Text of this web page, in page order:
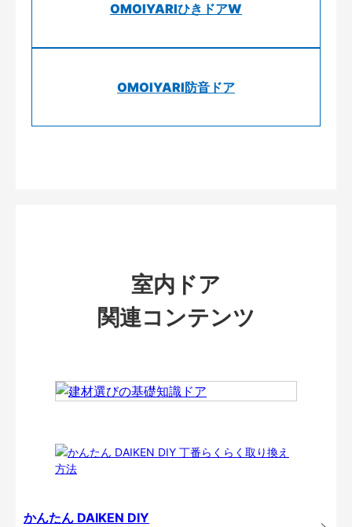
OMOIYARIひきドアW
OMOIYARI防音ドア
室内ドア
関連コンテンツ
かんたん DAIKEN DIY